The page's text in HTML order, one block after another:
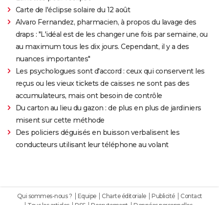
Carte de l'éclipse solaire du 12 août
Alvaro Fernandez, pharmacien, à propos du lavage des
draps : "L'idéal est de les changer une fois par semaine, ou
au maximum tous les dix jours. Cependant, il y a des
nuances importantes"
Les psychologues sont d'accord : ceux qui conservent les
reçus ou les vieux tickets de caisses ne sont pas des
accumulateurs, mais ont besoin de contrôle
Du carton au lieu du gazon : de plus en plus de jardiniers
misent sur cette méthode
Des policiers déguisés en buisson verbalisent les
conducteurs utilisant leur téléphone au volant
Qui sommes-nous ? Equipe Charte éditoriale Publicité
Contact